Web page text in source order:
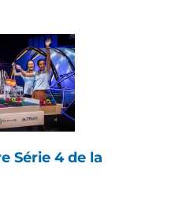
Série 4 de la